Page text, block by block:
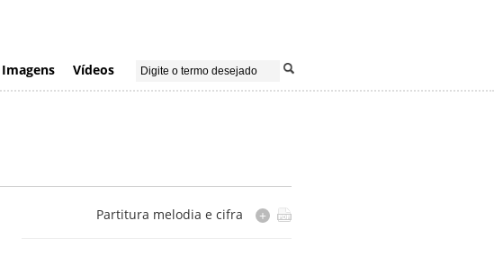
Imagens Vídeos
Partitura melodia e cifra +